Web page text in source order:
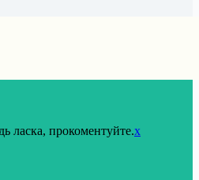
ласка, прокоментуйте.x